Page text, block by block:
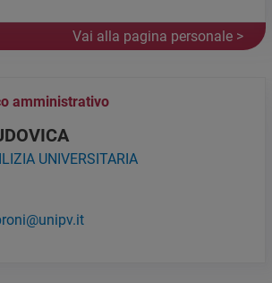
Vai alla pagina personale >
amministrativo
UNIVERSITARIA